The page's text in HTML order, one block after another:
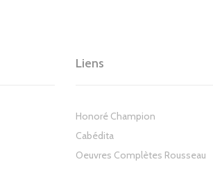
Liens
Honoré Champion
Cabédita
Oeuvres Complètes Rousseau